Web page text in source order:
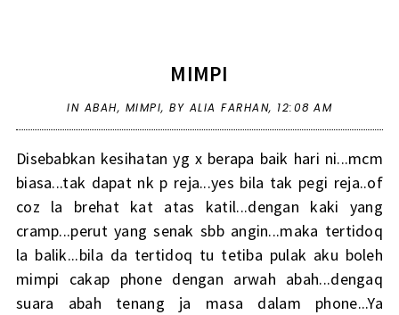
MIMPI
IN ABAH, MIMPI, BY ALIA FARHAN, 12:08 AM
Disebabkan kesihatan yg x berapa baik hari ni...mcm
biasa...tak dapat nk p reja...yes bila tak pegi reja..of
coz la brehat kat atas katil...dengan kaki yang
cramp...perut yang senak sbb angin...maka tertidoq
la balik...bila da tertidoq tu tetiba pulak aku boleh
mimpi cakap phone dengan arwah abah...dengaq
suara abah tenang ja masa dalam phone...Ya